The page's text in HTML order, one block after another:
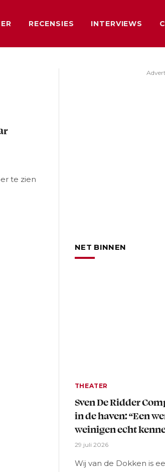
RECENSIES INTERVIEWS
te zien
NET BINNEN
THEATER
Sven De Ridder
in de haven: “Een
weinigen echt
29 juli 2026
Wij van de Dokken is